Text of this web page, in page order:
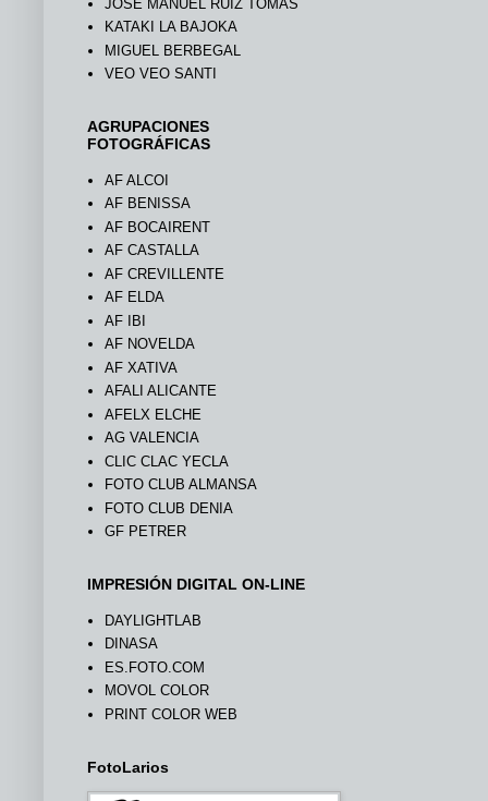
JOSÉ MANUEL RUIZ TOMÁS
KATAKI LA BAJOKA
MIGUEL BERBEGAL
VEO VEO SANTI
AGRUPACIONES
FOTOGRÁFICAS
AF ALCOI
AF BENISSA
AF BOCAIRENT
AF CASTALLA
AF CREVILLENTE
AF ELDA
AF IBI
AF NOVELDA
AF XATIVA
AFALI ALICANTE
AFELX ELCHE
AG VALENCIA
CLIC CLAC YECLA
FOTO CLUB ALMANSA
FOTO CLUB DENIA
GF PETRER
IMPRESIÓN DIGITAL ON-LINE
DAYLIGHTLAB
DINASA
ES.FOTO.COM
MOVOL COLOR
PRINT COLOR WEB
FotoLarios